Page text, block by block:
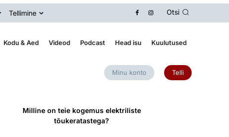
Tellimine Otsi
Kodu & Aed Videod Podcast Head isu Kuulutused
Minu konto Telli
Milline on teie kogemus elektriliste
tõukeratastega?